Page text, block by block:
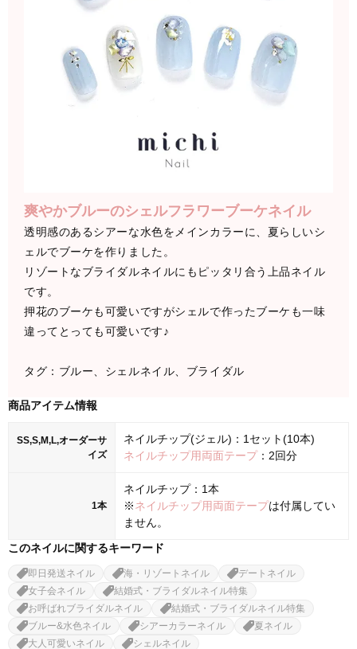
爽やかブルーのシェルフラワーブーケネイル
透明感のあるシアーな水色をメインカラーに、夏らしいシ
ェルでブーケを作りました。
リゾートなブライダルネイルにもピッタリ合う上品ネイル
です。
押花のブーケも可愛いですがシェルで作ったブーケも一味
違ってとっても可愛いです♪
タグ：ブルー、シェルネイル、ブライダル
商品アイテム情報
SS,S,M,L,オーダーサ
イズ
ネイルチップ(ジェル)：1セット(10本)
ネイルチップ用両面テープ：2回分
1本
ネイルチップ：1本
※ネイルチップ用両面テープは付属してい
ません。
このネイルに関するキーワード
即日発送ネイル 海・リゾートネイル
デートネイル
女子会ネイル
結婚式・ブライダルネイル特集
お呼ばれブライダルネイル
結婚式・ブライダルネイル特集
ブルー&水色ネイル
シアーカラーネイル
夏ネイル
大人可愛いネイル
シェルネイル